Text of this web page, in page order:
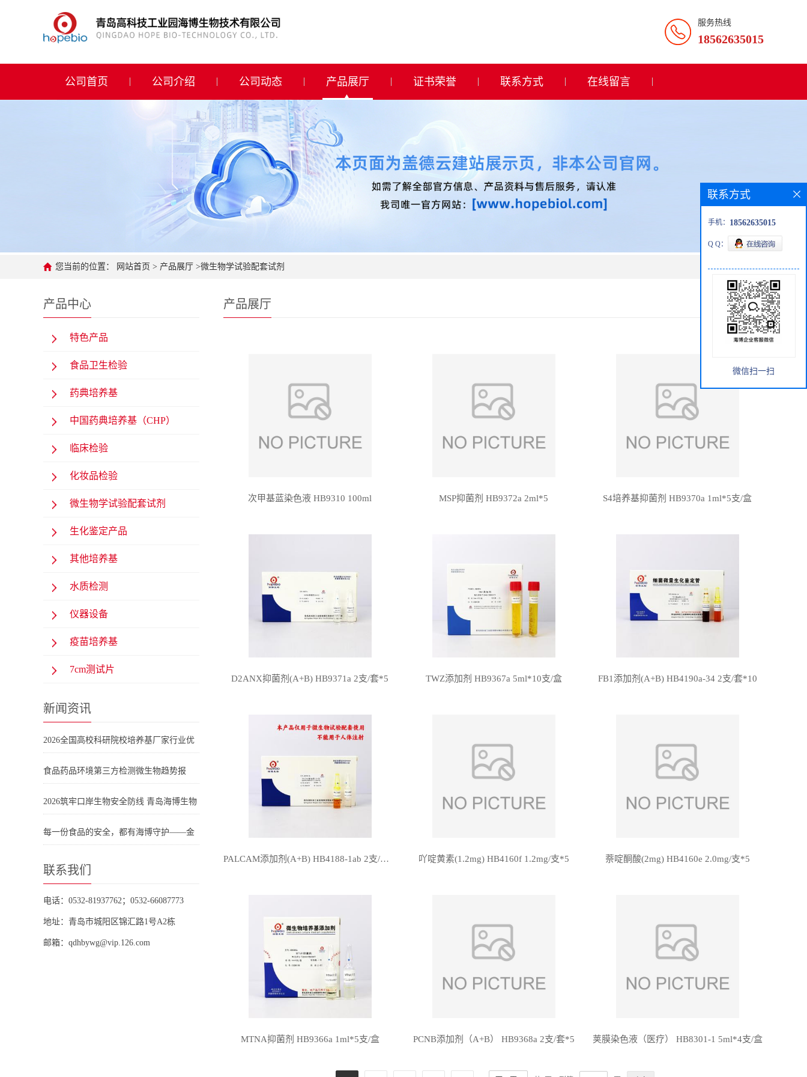
服务热线
18562635015
公司首页
公司首页 公司介绍 公司动态 产品展厅 证书荣誉 联系方式 在线留言
您当前的位置： 网站首页 > 产品展厅 >微生物学试验配套试剂
产品中心
特色产品
食品卫生检验
药典培养基
中国药典培养基（CHP）
临床检验
化妆品检验
微生物学试验配套试剂
生化鉴定产品
其他培养基
水质检测
仪器设备
疫苗培养基
7cm测试片
新闻资讯
2026全国高校科研院校培养基厂家行业优
食品药品环境第三方检测微生物趋势报
2026筑牢口岸生物安全防线 青岛海博生物
每一份食品的安全，都有海博守护——金
联系我们
电话：0532-81937762；0532-66087773
地址：青岛市城阳区锦汇路1号A2栋
邮箱：qdhbywg@vip.126.com
产品展厅
次甲基蓝染色液 HB9310 100ml MSP抑菌剂 HB9372a 2ml*5 S4培养基抑菌剂 HB9370a 1ml*5支/盒
D2ANX抑菌剂(A+B) HB9371a 2支/套*5 TWZ添加剂 HB9367a 5ml*10支/盒 FB1添加剂(A+B) HB4190a-34 2支/套*10
PALCAM添加剂(A+B) HB4188-1ab 2支/套*5 吖啶黄素(1.2mg) HB4160f 1.2mg/支*5 萘啶酮酸(2mg) HB4160e 2.0mg/支*5
MTNA抑菌剂 HB9366a 1ml*5支/盒 PCNB添加剂（A+B） HB9368a 2支/套*5 荚膜染色液（医疗） HB8301-1 5ml*4支/盒
联系方式
手机： 18562635015
Q Q：
微信扫一扫